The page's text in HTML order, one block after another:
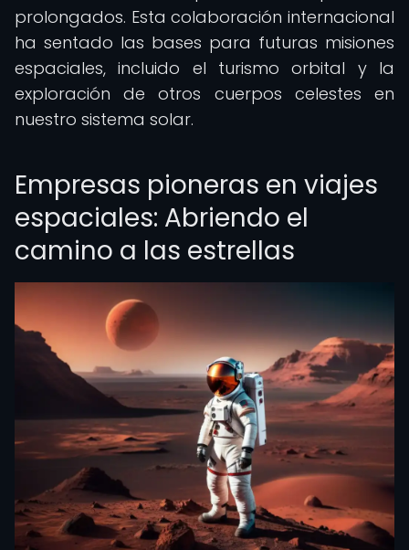
prolongados. Esta colaboración internacional
ha sentado las bases para futuras misiones
espaciales, incluido el turismo orbital y la
exploración de otros cuerpos celestes en
nuestro sistema solar.
Empresas pioneras en viajes
espaciales: Abriendo el
camino a las estrellas